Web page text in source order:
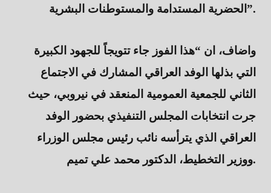
الحضرية المستدامة والمستوطنات البشرية”.
واضاف، ان “هذا الفوز جاء تتويجاً للجهود الكبيرة
التي بذلها الوفد العراقي المشارك في الاجتماع
الثاني للجمعية العمومية المنعقد في نيروبي، حيث
جرت انتخابات المجلس التنفيذي بحضور الوفد
العراقي الذي يترأسه نائب رئيس مجلس الوزراء
ووزير التخطيط، الدكتور محمد علي تميم.